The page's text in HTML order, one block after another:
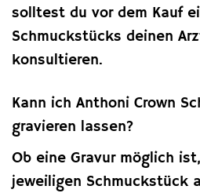
solltest du vor dem Kauf
Schmuckstücks deinen
konsultieren.
Kann ich Anthoni Crown
gravieren lassen?
Ob eine Gravur möglich
jeweiligen Schmuckstück